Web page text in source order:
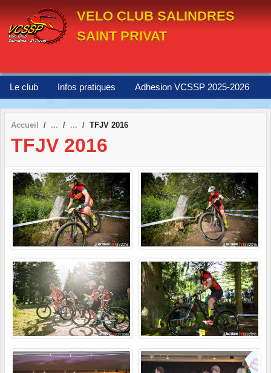
VELO CLUB SALINDRES
SAINT PRIVAT
Le club Infos pratiques Adhesion VCSSP 2025-2026
Accueil TFJV 2016
TFJV 2016
Panneau de gestion des cookies